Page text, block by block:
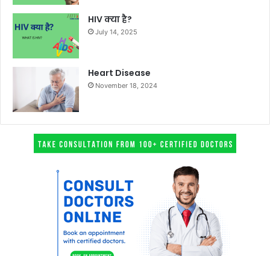
HIV क्या है?
July 14, 2025
Heart Disease
November 18, 2024